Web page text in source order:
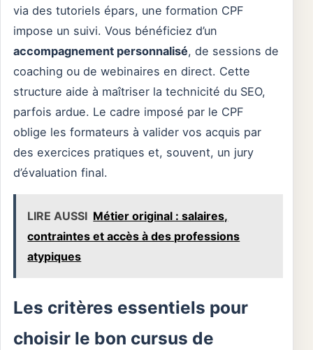
via des tutoriels épars, une formation CPF
impose un suivi. Vous bénéficiez d’un
accompagnement personnalisé, de sessions de
coaching ou de webinaires en direct. Cette
structure aide à maîtriser la technicité du SEO,
parfois ardue. Le cadre imposé par le CPF
oblige les formateurs à valider vos acquis par
des exercices pratiques et, souvent, un jury
d’évaluation final.
LIRE AUSSI Métier original : salaires,
contraintes et accès à des professions
atypiques
Les critères essentiels pour
choisir le bon cursus de